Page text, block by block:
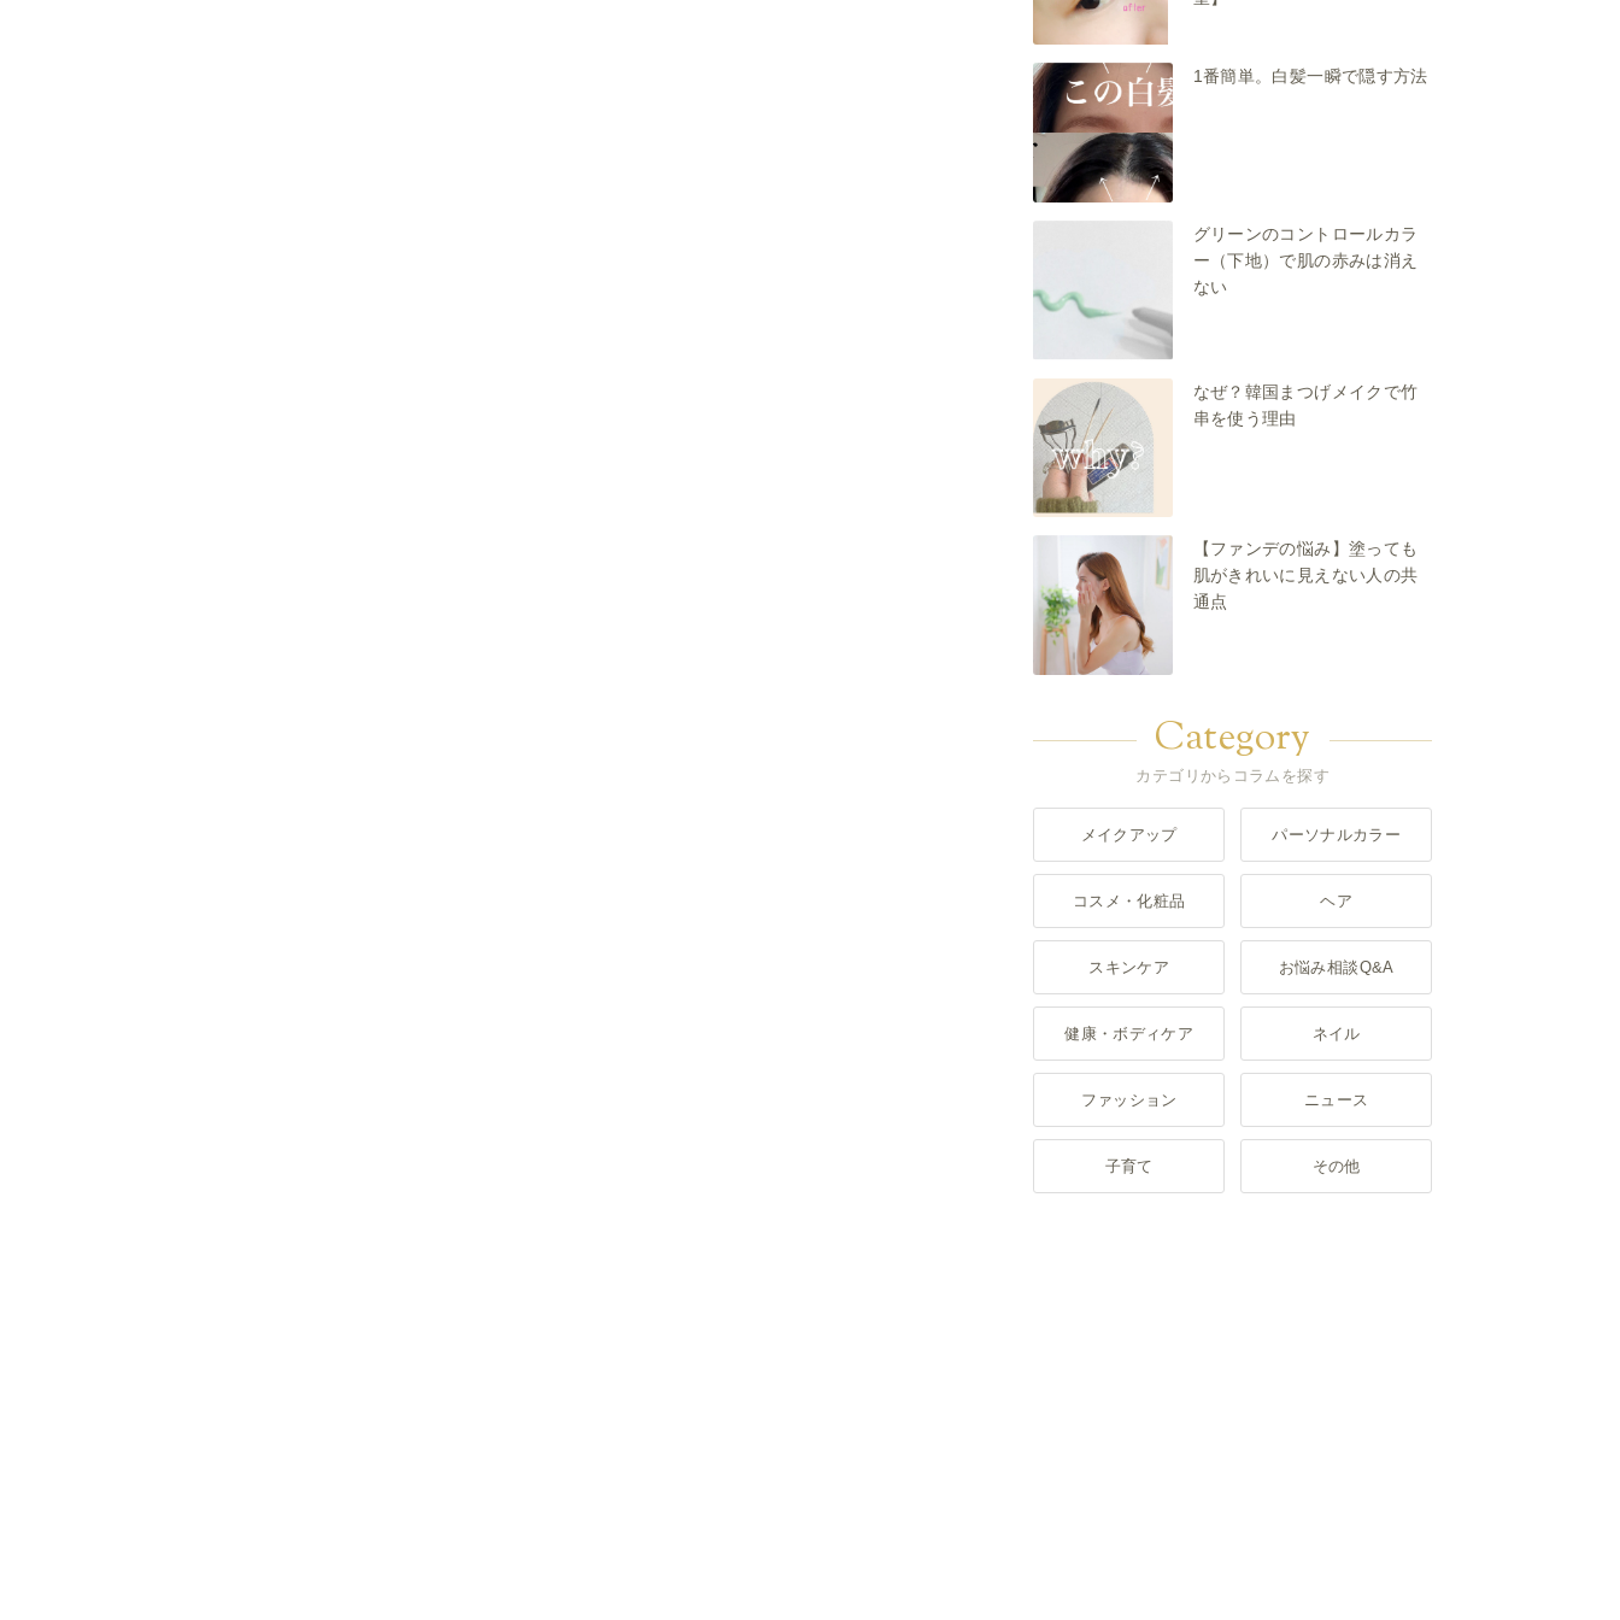
1番簡単。白髪一瞬で隠す方法
グリーンのコントロールカラ
ー（下地）で肌の赤みは消え
ない
なぜ？韓国まつげメイクで竹
串を使う理由
【ファンデの悩み】塗っても
肌がきれいに見えない人の共
通点
Category
カテゴリからコラムを探す
メイクアップ パーソナルカラー
コスメ・化粧品 ヘア
スキンケア お悩み相談Q&A
健康・ボディケア ネイル
ファッション ニュース
子育て その他